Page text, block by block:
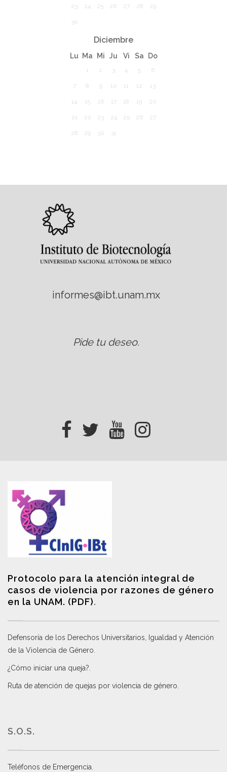
23 24 25 26 27 28 29
30
Diciembre
Lu Ma Mi Ju Vi Sa Do
1 2 3 4 5 6
7 8 9 10 11 12 13
14 15 16 17 18 19 20
21 22 23 24 25 26 27
28 29 30 31
informes@ibt.unam.mx
Pide tu deseo.
Protocolo para la atención integral de
casos de violencia por razones de género
en la UNAM. (PDF).
Defensoría de los Derechos Universitarios, Igualdad y Atención
de la Violencia de Género
¿Cómo iniciar una queja?
Ruta de atención de quejas por violencia de género
S.O.S.
Teléfonos de Emergencia.